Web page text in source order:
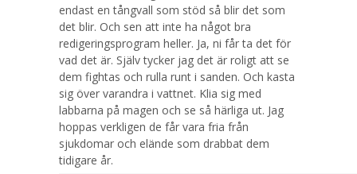
endast en tångvall som stöd så blir det som
det blir. Och sen att inte ha något bra
redigeringsprogram heller. Ja, ni får ta det för
vad det är. Själv tycker jag det är roligt att se
dem fightas och rulla runt i sanden. Och kasta
sig över varandra i vattnet. Klia sig med
labbarna på magen och se så härliga ut. Jag
hoppas verkligen de får vara fria från
sjukdomar och elände som drabbat dem
tidigare år.